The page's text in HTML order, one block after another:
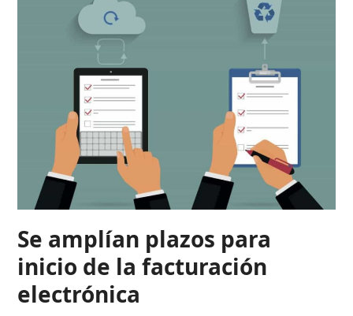
Se amplían plazos para
inicio de la facturación
electrónica